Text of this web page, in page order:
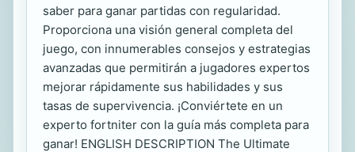
saber para ganar partidas con regularidad.
Proporciona una visión general completa del
juego, con innumerables consejos y estrategias
avanzadas que permitirán a jugadores expertos
mejorar rápidamente sus habilidades y sus
tasas de supervivencia. ¡Conviértete en un
experto fortniter con la guía más completa para
ganar! ENGLISH DESCRIPTION The Ultimate